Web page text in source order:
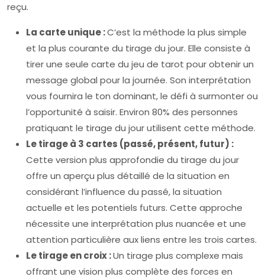
reçu.
La carte unique :C’est la méthode la plus simple
et la plus courante du tirage du jour. Elle consiste à
tirer une seule carte du jeu de tarot pour obtenir un
message global pour la journée. Son interprétation
vous fournira le ton dominant, le défi à surmonter ou
l’opportunité à saisir. Environ 80% des personnes
pratiquant le tirage du jour utilisent cette méthode.
Le tirage à 3 cartes (passé, présent, futur) :
Cette version plus approfondie du tirage du jour
offre un aperçu plus détaillé de la situation en
considérant l’influence du passé, la situation
actuelle et les potentiels futurs. Cette approche
nécessite une interprétation plus nuancée et une
attention particulière aux liens entre les trois cartes.
Le tirage en croix :Un tirage plus complexe mais
offrant une vision plus complète des forces en